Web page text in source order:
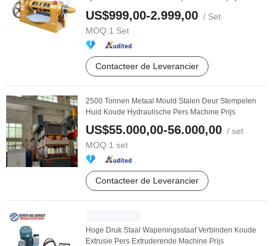
US$999,00-2.999,00 / Set
MOQ:1 Set
Contacteer de Leverancier
2500 Tonnen Metaal Mould Stalen Deur Stempelen
Huid Koude Hydraulische Pers Machine Prijs
US$55.000,00-56.000,00 / set
MOQ:1 set
Contacteer de Leverancier
Hoge Druk Staal Wapeningsstaaf Verbinden Koude
Extrusie Pers Extruderende Machine Prijs